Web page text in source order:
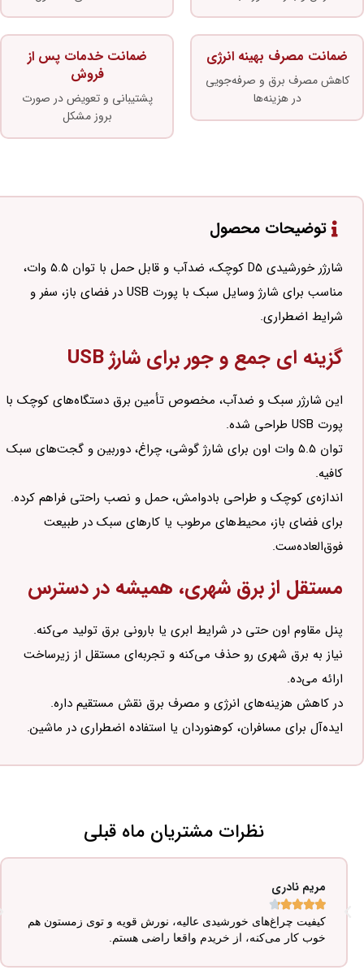
ضمانت مصرف بهینه انرژی
کاهش مصرف برق و صرفه‌جویی
در هزینه‌ها
ضمانت خدمات پس از
فروش
پشتیبانی و تعویض در صورت
بروز مشکل
توضیحات محصول
شارژر خورشیدی D5 کوچک، ضدآب و قابل حمل با توان ۵.۵ وات،
مناسب برای شارژ وسایل سبک با پورت USB در فضای باز، سفر و
شرایط اضطراری.
گزینه ای جمع و جور برای شارژ USB
این شارژر سبک و ضدآب، مخصوص تأمین برق دستگاه‌های کوچک با
پورت USB طراحی شده.
توان ۵.۵ وات اون برای شارژ گوشی، چراغ، دوربین و گجت‌های سبک
کافیه.
اندازه‌ی کوچک و طراحی بادوامش، حمل و نصب راحتی فراهم کرده.
برای فضای باز، محیط‌های مرطوب یا کارهای سبک در طبیعت
فوق‌العاده‌ست.
مستقل از برق شهری، همیشه در دسترس
پنل مقاوم اون حتی در شرایط ابری یا بارونی برق تولید می‌کنه.
نیاز به برق شهری رو حذف می‌کنه و تجربه‌ای مستقل از زیرساخت
ارائه می‌ده.
در کاهش هزینه‌های انرژی و مصرف برق نقش مستقیم داره.
ایده‌آل برای مسافران، کوهنوردان یا استفاده اضطراری در ماشین.
نظرات مشتریان ماه قبلی
مریم نادری





کیفیت چراغ‌های خورشیدی عالیه، نورش قویه و توی زمستون هم
خوب کار می‌کنه، از خریدم واقعا راضی هستم.